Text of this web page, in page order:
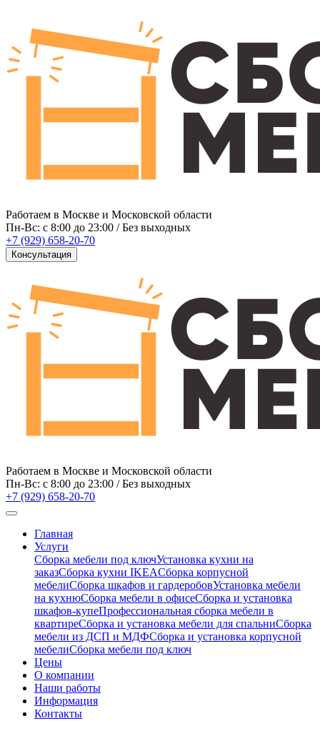
Работаем в Москве и Московской области
Пн-Вс: c 8:00 до 23:00 / Без выходных
+7 (929) 658-20-70
Консультация
Работаем в Москве и Московской области
Пн-Вс: c 8:00 до 23:00 / Без выходных
+7 (929) 658-20-70
Главная
Услуги
Сборка мебели под ключУстановка кухни на
заказСборка кухни IKEAСборка корпусной
мебелиСборка шкафов и гардеробовУстановка мебели
на кухнюСборка мебели в офисеСборка и установка
шкафов-купеПрофессиональная сборка мебели в
квартиреСборка и установка мебели для спальниСборка
мебели из ДСП и МДФСборка и установка корпусной
мебелиСборка мебели под ключ
Цены
О компании
Наши работы
Информация
Контакты